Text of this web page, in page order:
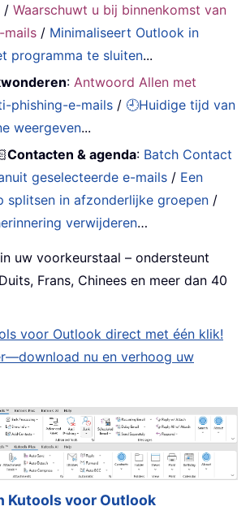
/Waarschuwt u bij binnenkomst van
mails / Minimaliseert Outlook in
programma te sluiten...
: Antwoord Allen met
phishing-e-mails / 🕘Huidige tijd van
weergeven...
Contacten & agenda: Batch Contact
geselecteerde e-mails / Een
splitsen in afzonderlijke groepen /
verwijderen…
uw voorkeurstaal – ondersteunt
Frans, Chinees en meer dan 40
voor Outlook direct met één klik!
nu en verhoog uw
Kutools voor Outlook